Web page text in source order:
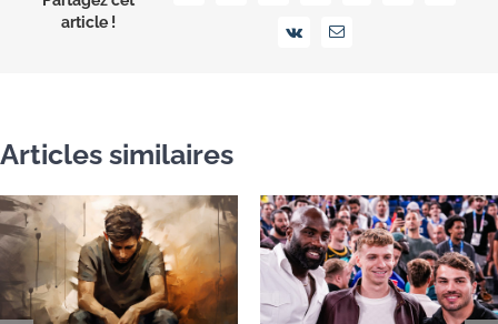
article !
Vk Email
Articles similaires